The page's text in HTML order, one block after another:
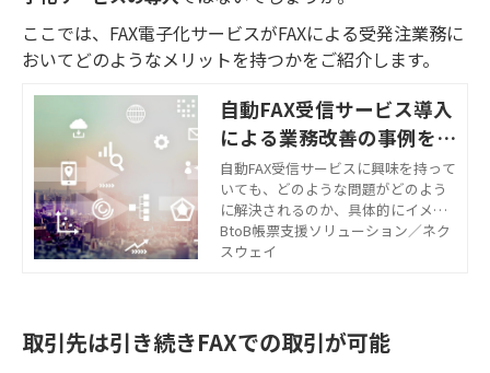
ここでは、FAX電子化サービスがFAXによる受発注業務に
おいてどのようなメリットを持つかをご紹介します。
自動FAX受信サービス導入
による業務改善の事例をご
紹介
自動FAX受信サービスに興味を持って
いても、どのような問題がどのよう
に解決されるのか、具体的にイメー
ジできないという企業担当者様が多
いかもしれません。こちらでは、酒
業務改善イメージをご紹介します。
BtoB帳票支援ソリューション／ネク
スウェイ
取引先は引き続きFAXでの取引が可能